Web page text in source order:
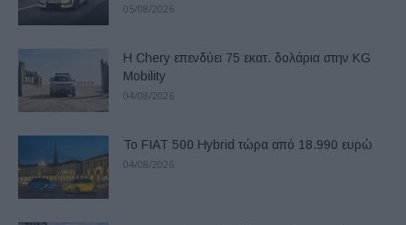
05/08/2026
Η Chery επενδύει 75 εκατ. δολάρια στην KG
Mobility
04/08/2026
Το FIAT 500 Hybrid τώρα από 18.990 ευρώ
04/08/2026